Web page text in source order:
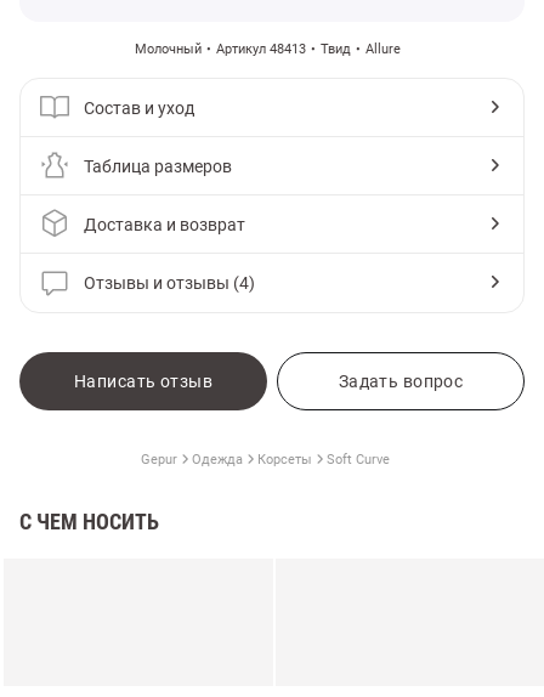
Молочный Артикул 48413 Твид Allure
Состав и уход
Таблица размеров
Доставка и возврат
Отзывы и отзывы (4)
Написать отзыв Задать вопрос
Gepur Одежда Корсеты Soft Curve
С ЧЕМ НОСИТЬ